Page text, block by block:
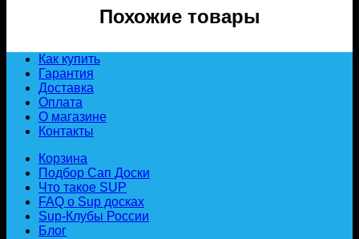
Похожие товары
Как купить
Гарантия
Доставка
Оплата
О магазине
Контакты
Корзина
Подбор Сап Доски
Что такое SUP
FAQ о Sup досках
Sup-Клубы России
Блог